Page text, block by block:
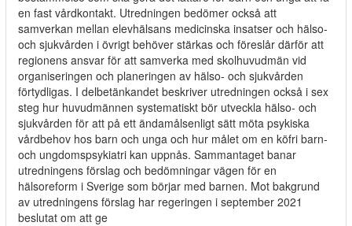
en fast vårdkontakt. Utredningen bedömer också att
samverkan mellan elevhälsans medicinska insatser och hälso-
och sjukvården i övrigt behöver stärkas och föreslår därför att
regionens ansvar för att samverka med skolhuvudmän vid
organiseringen och planeringen av hälso- och sjukvården
förtydligas. I delbetänkandet beskriver utredningen också i sex
steg hur huvudmännen systematiskt bör utveckla hälso- och
sjukvården för att på ett ändamålsenligt sätt möta psykiska
vårdbehov hos barn och unga och hur målet om en köfri barn-
och ungdomspsykiatri kan uppnås. Sammantaget banar
utredningens förslag och bedömningar vägen för en
hälsoreform i Sverige som börjar med barnen. Mot bakgrund
av utredningens förslag har regeringen i september 2021
beslutat om att ge